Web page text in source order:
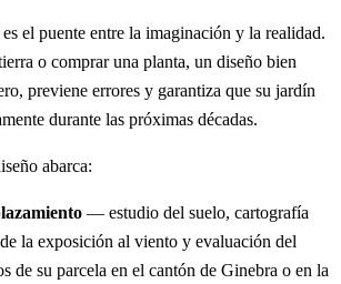
el puente entre la imaginación y la realidad.
o comprar una planta, un diseño bien
previene errores y garantiza que su jardín
durante las próximas décadas.
abarca:
— estudio del suelo, cartografía
la exposición al viento y evaluación del
de su parcela en el cantón de Ginebra o en la